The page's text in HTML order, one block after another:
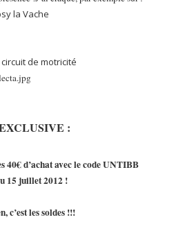
la Vache
de motricité
:
40€ d’achat avec le code UNTIBB
15 juillet 2012 !
c’est les soldes !!!